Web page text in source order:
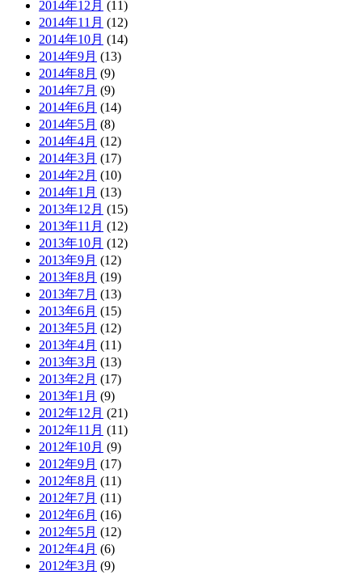
2014年12月 (11)
2014年11月 (12)
2014年10月 (14)
2014年9月 (13)
2014年8月 (9)
2014年7月 (9)
2014年6月 (14)
2014年5月 (8)
2014年4月 (12)
2014年3月 (17)
2014年2月 (10)
2014年1月 (13)
2013年12月 (15)
2013年11月 (12)
2013年10月 (12)
2013年9月 (12)
2013年8月 (19)
2013年7月 (13)
2013年6月 (15)
2013年5月 (12)
2013年4月 (11)
2013年3月 (13)
2013年2月 (17)
2013年1月 (9)
2012年12月 (21)
2012年11月 (11)
2012年10月 (9)
2012年9月 (17)
2012年8月 (11)
2012年7月 (11)
2012年6月 (16)
2012年5月 (12)
2012年4月 (6)
2012年3月 (9)